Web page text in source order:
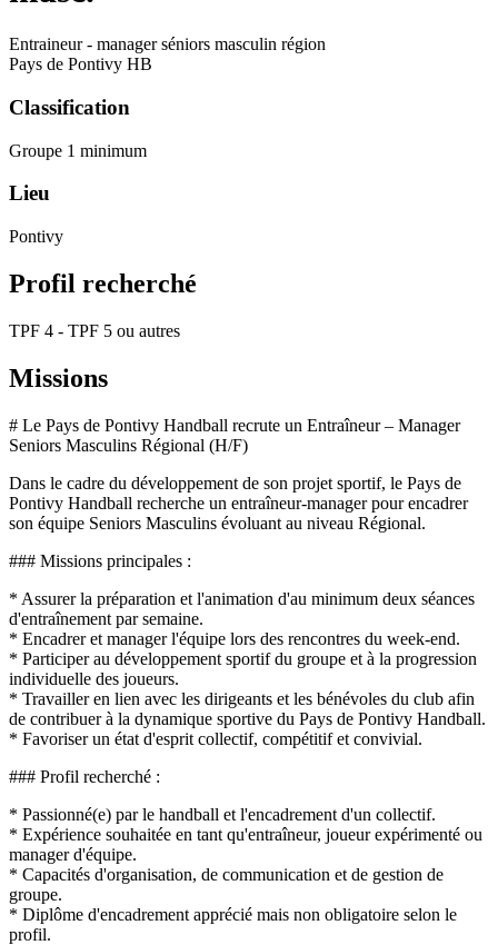
Entraineur - manager séniors masculin région
Pays de Pontivy HB
Classification
Groupe 1 minimum
Lieu
Pontivy
Profil recherché
TPF 4 - TPF 5 ou autres
Missions
# Le Pays de Pontivy Handball recrute un Entraîneur – Manager
Seniors Masculins Régional (H/F)
Dans le cadre du développement de son projet sportif, le Pays de
Pontivy Handball recherche un entraîneur-manager pour encadrer
son équipe Seniors Masculins évoluant au niveau Régional.
### Missions principales :
* Assurer la préparation et l'animation d'au minimum deux séances
d'entraînement par semaine.
* Encadrer et manager l'équipe lors des rencontres du week-end.
* Participer au développement sportif du groupe et à la progression
individuelle des joueurs.
* Travailler en lien avec les dirigeants et les bénévoles du club afin
de contribuer à la dynamique sportive du Pays de Pontivy Handball.
* Favoriser un état d'esprit collectif, compétitif et convivial.
### Profil recherché :
* Passionné(e) par le handball et l'encadrement d'un collectif.
* Expérience souhaitée en tant qu'entraîneur, joueur expérimenté ou
manager d'équipe.
* Capacités d'organisation, de communication et de gestion de
groupe.
* Diplôme d'encadrement apprécié mais non obligatoire selon le
profil.